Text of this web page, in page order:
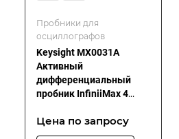
Пробники для
осциллографов
Keysight MX0031A
Активный
дифференциальный
пробник InfiniiMax 4
Цена по запросу